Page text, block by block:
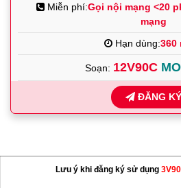
Miễn phí:Gọi nội mạng <20
mạng
Hạn dùng:360
Soạn: 12V90CMO
ĐĂNG KÝ
Lưu ý khi đăng ký sử dụng